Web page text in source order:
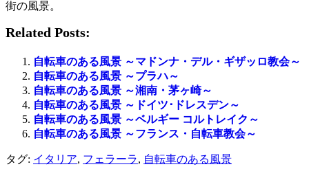
街の風景。
Related Posts:
自転車のある風景 ～マドンナ・デル・ギザッロ教会～
自転車のある風景 ～プラハ～
自転車のある風景 ～湘南・茅ヶ崎～
自転車のある風景 ～ドイツ･ドレスデン～
自転車のある風景 ～ベルギー コルトレイク～
自転車のある風景 ～フランス・自転車教会～
タグ: イタリア, フェラーラ, 自転車のある風景